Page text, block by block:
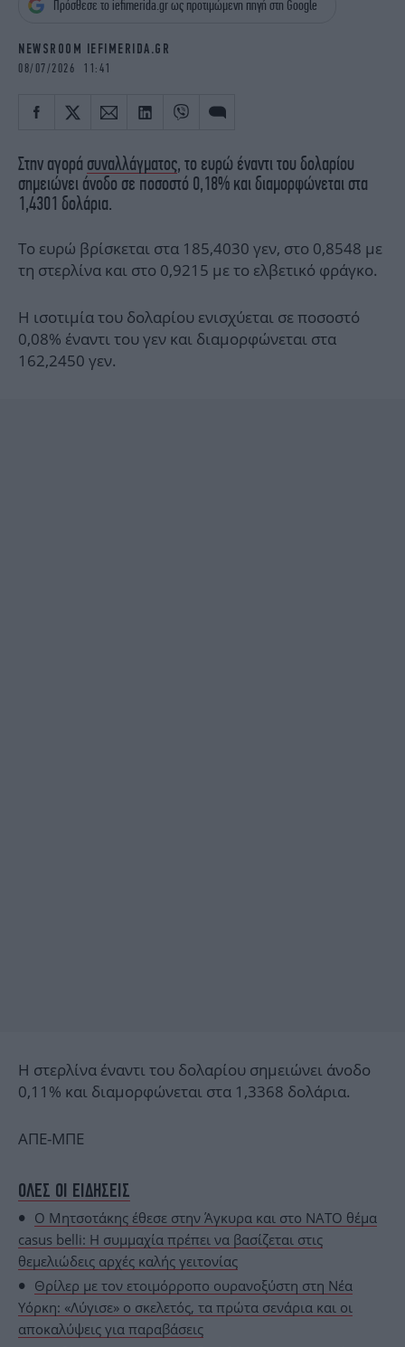
iBOOKS
ΖΩΔΙΑ
MEDIA
NEWSLETTER
Πρόσθεσε το iefimerida.gr ως προτιμώμενη πηγή στη Google
NEWSROOM IEFIMERIDA.GR
08/07/2026 11:41
Στην αγορά συναλλάγματος, το ευρώ έναντι του δολαρίου
σημειώνει άνοδο σε ποσοστό 0,18% και διαμορφώνεται στα
1,4301 δολάρια.
Το ευρώ βρίσκεται στα 185,4030 γεν, στο 0,8548 με
τη στερλίνα και στο 0,9215 με το ελβετικό φράγκο.
Η ισοτιμία του δολαρίου ενισχύεται σε ποσοστό
0,08% έναντι του γεν και διαμορφώνεται στα
162,2450 γεν.
Η στερλίνα έναντι του δολαρίου σημειώνει άνοδο
0,11% και διαμορφώνεται στα 1,3368 δολάρια.
ΑΠΕ-ΜΠΕ
ΟΛΕΣ ΟΙ ΕΙΔΗΣΕΙΣ
O Μητσοτάκης έθεσε στην Άγκυρα και στο ΝΑΤΟ θέμα
casus belli: H συμμαχία πρέπει να βασίζεται στις
θεμελιώδεις αρχές καλής γειτονίας
Θρίλερ με τον ετοιμόρροπο ουρανοξύστη στη Νέα
Υόρκη: «Λύγισε» ο σκελετός, τα πρώτα σενάρια και οι
αποκαλύψεις για παραβάσεις